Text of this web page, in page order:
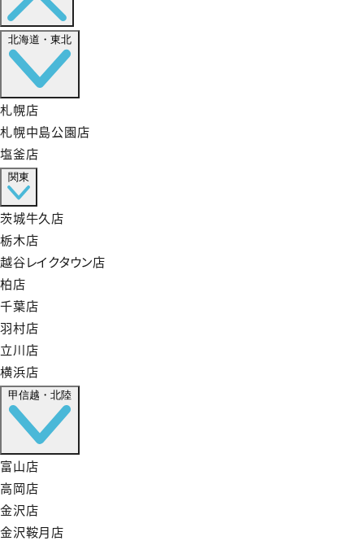
北海道・東北
札幌店
札幌中島公園店
塩釜店
関東
茨城牛久店
栃木店
越谷レイクタウン店
柏店
千葉店
羽村店
立川店
横浜店
甲信越・北陸
富山店
高岡店
金沢店
金沢鞍月店